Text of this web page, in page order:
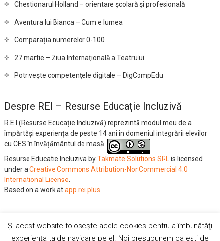
Vrei sa nu mai vezi reclamele ?
Chestionarul Holland – orientare școlară și profesională
Aventura lui Bianca – Cum e lumea
Comparația numerelor 0-100
27 martie – Ziua Internațională a Teatrului
Potrivește competențele digitale – DigCompEdu
Despre REI – Resurse Educație Incluzivă
R.E.I (Resurse Educație Incluzivă) reprezintă modul meu de a
împărtăși experiența de peste 14 ani în domeniul integrării elevilor
cu CES în învățământul de masă.
Resurse Educatie IncluzivabyTakmate Solutions SRLis licensed
under aCreative Commons Attribution-NonCommercial 4.0
International License.
Based on a work atapp.rei.plus.
YouTubeFacebook
Și acest website folosește acele cookies pentru a îmbunătăţi
experienţa ta de navigare pe el. Noi presupunem ca eşti de